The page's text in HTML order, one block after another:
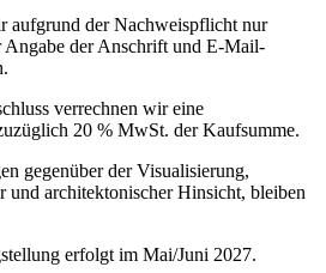
aufgrund der Nachweispflicht nur
der Anschrift und E-Mail-
verrechnen wir eine
20 % MwSt. der Kaufsumme.
gegenüber der Visualisierung,
und architektonischer Hinsicht, bleiben
erfolgt im Mai/Juni 2027.